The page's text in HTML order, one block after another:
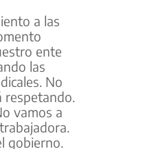
a las
ente
las
No
respetando.
vamos a
gobierno.